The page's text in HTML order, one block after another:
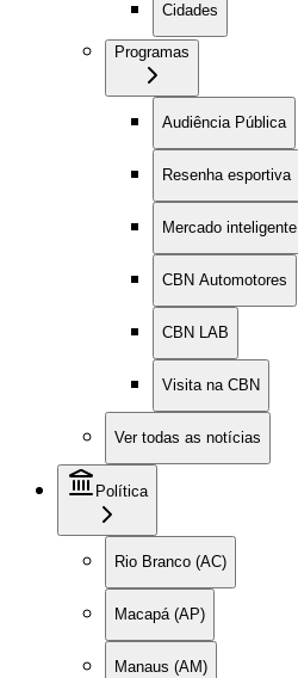
Cidades
Programas
Audiência Pública
Resenha esportiva
Mercado inteligente
CBN Automotores
CBN LAB
Visita na CBN
Ver todas as notícias
Política
Rio Branco (AC)
Macapá (AP)
Manaus (AM)